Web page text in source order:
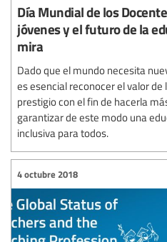
Día Mundial de los
jóvenes y el futuro de la
mira
Dado que el mundo necesita
es esencial reconocer el valor
prestigio con el fin de hacerla
garantizar de este modo una
inclusiva para todos.
4 octubre 2018